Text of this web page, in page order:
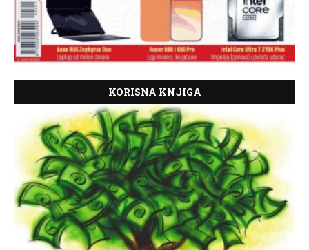
KORISNA KNJIGA